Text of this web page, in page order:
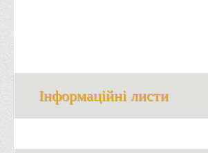
Інформаційні листи